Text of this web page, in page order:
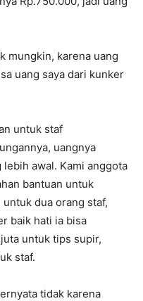
mungkin, karena uang
uang saya dari kunker
untuk staf
uangnya
awal. Kami anggota
bantuan untuk
dua orang staf,
baik hati ia bisa
untuk tips supir,
staf.
tidak karena